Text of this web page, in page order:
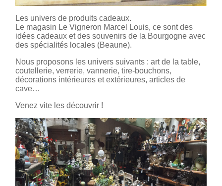
Les univers de produits cadeaux.
Le magasin Le Vigneron Marcel Louis, ce sont des
idées cadeaux et des souvenirs de la Bourgogne avec
des spécialités locales (Beaune).
Nous proposons les univers suivants : art de la table,
coutellerie, verrerie, vannerie, tire-bouchons,
décorations intérieures et extérieures, articles de
cave…
Venez vite les découvrir !